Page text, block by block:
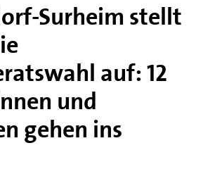
Surheim stellt
auf: 12
und
gehen ins